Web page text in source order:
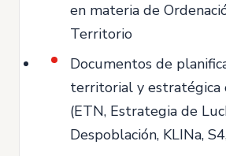
en materia de
Territorio
Documentos de
territorial y estratégica
(ETN, Estrategia de
Despoblación, KLINa,